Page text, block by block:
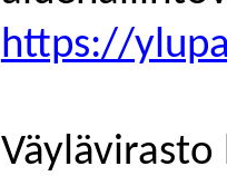
https://